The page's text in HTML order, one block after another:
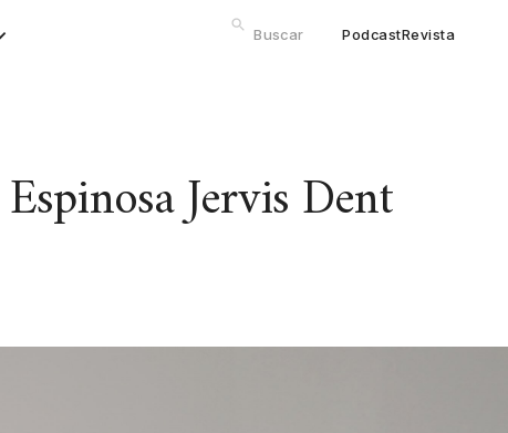
PodcastRevista
Jervis Dent